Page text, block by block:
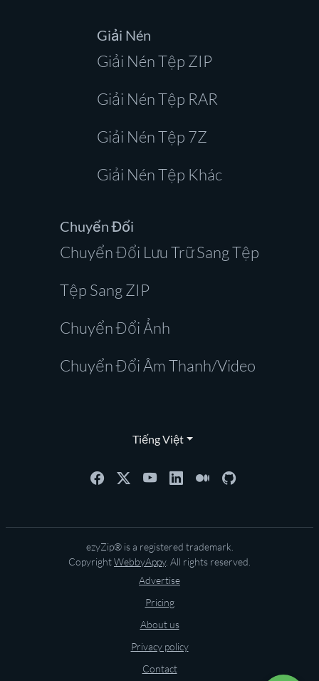
Giải Nén
Giải Nén Tệp ZIP
Giải Nén Tệp RAR
Giải Nén Tệp 7Z
Giải Nén Tệp Khác
Chuyển Đổi
Chuyển Đổi Lưu Trữ Sang Tệp
Tệp Sang ZIP
Chuyển Đổi Ảnh
Chuyển Đổi Âm Thanh/Video
Tiếng Việt
ezyZip® is a registered trademark.
CopyrightWebbyAppy. All rights reserved.
Advertise
Pricing
About us
Privacy policy
Contact